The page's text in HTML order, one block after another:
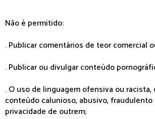
Não é permitido:
. Publicar comentários de teor comercial
. Publicar ou divulgar conteúdo
. O uso de linguagem ofensiva ou racista,
conteúdo calunioso, abusivo, fraudulento
privacidade de outrem;